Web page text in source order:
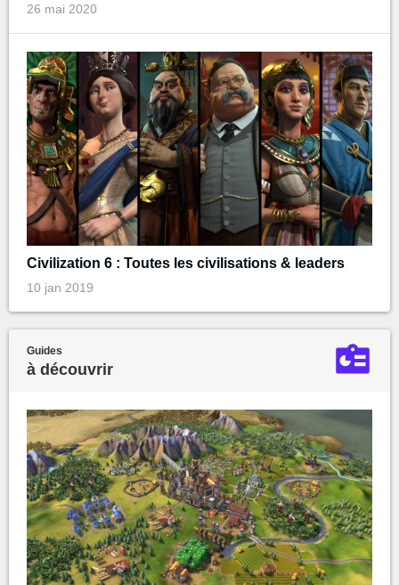
26 mai 2020
Civilization 6 : Toutes les civilisations & leaders
10 jan 2019
Guides
à découvrir